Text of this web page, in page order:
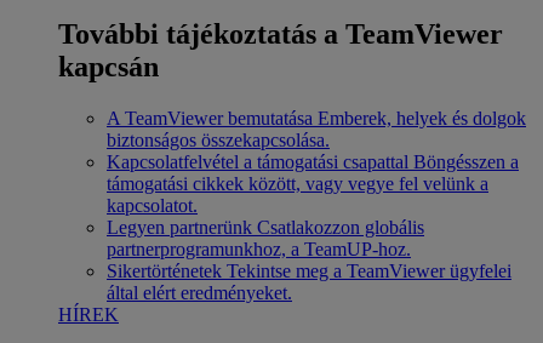
További tájékoztatás a TeamViewer
kapcsán
A TeamViewer bemutatása Emberek, helyek és dolgok
biztonságos összekapcsolása.
Kapcsolatfelvétel a támogatási csapattal Böngésszen a
támogatási cikkek között, vagy vegye fel velünk a
kapcsolatot.
Legyen partnerünk Csatlakozzon globális
partnerprogramunkhoz, a TeamUP-hoz.
Sikertörténetek Tekintse meg a TeamViewer ügyfelei
által elért eredményeket.
HÍREK